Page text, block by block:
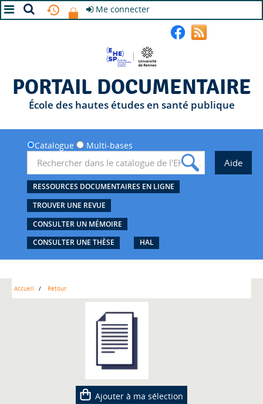
Me connecter
PORTAIL DOCUMENTAIRE
École des hautes études en santé publique
Catalogue Multi-bases
RESSOURCES DOCUMENTAIRES EN LIGNE
TROUVER UNE REVUE
CONSULTER UN MÉMOIRE
CONSULTER UNE THÈSE
HAL
Accueil Retour
Ajouter à ma sélection